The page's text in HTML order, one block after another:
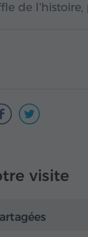
de l'histoire,
visite